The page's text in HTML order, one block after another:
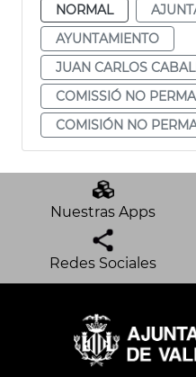
NORMAL
AYUNTAMIENTO
JUAN CARLOS
COMISSIÓ NO
COMISIÓN NO
Nuestras Apps
Redes Sociales